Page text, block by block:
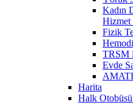
Kadın
Hizmet
Fizik
TRSM
Evde
Harita
Halk